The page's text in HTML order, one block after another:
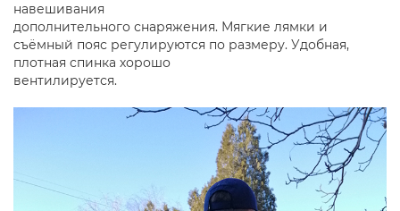
навешивания
дополнительного снаряжения. Мягкие лямки и
съёмный пояс регулируются по размеру. Удобная,
плотная спинка хорошо
вентилируется.